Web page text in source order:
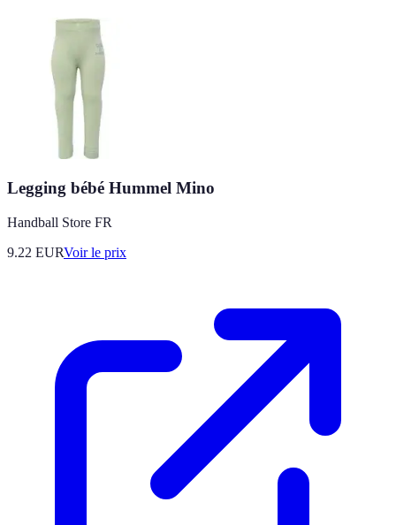
Legging bébé Hummel Mino
Handball Store FR
9.22 EURVoir le prix